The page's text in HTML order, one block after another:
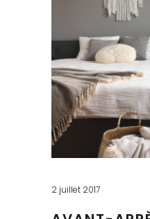
2 juillet 2017